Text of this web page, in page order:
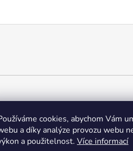
cookies, abychom Vám
a díky analýze provozu webu
a použitelnost. Více informací